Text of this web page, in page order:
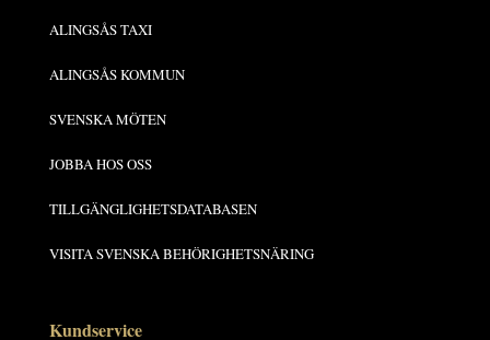
ALINGSÅS TAXI
ALINGSÅS KOMMUN
SVENSKA MÖTEN
JOBBA HOS OSS
TILLGÄNGLIGHETSDATABASEN
VISITA SVENSKA BEHÖRIGHETSNÄRING
Kundservice